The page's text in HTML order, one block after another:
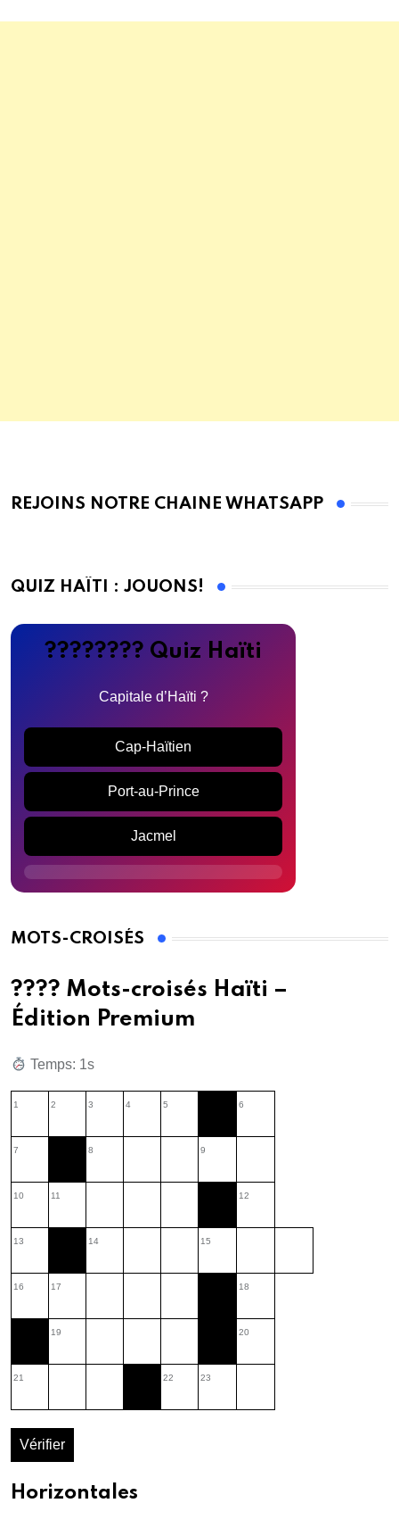
REJOINS NOTRE CHAINE WHATSAPP
QUIZ HAÏTI : JOUONS!
???????? Quiz Haïti
Capitale d’Haïti ?
Cap-Haïtien
Port-au-Prince
Jacmel
MOTS-CROISÉS
???? Mots-croisés Haïti –
Édition Premium
Temps: 1s
1 2 3 4 5 6
7 8 9
10 11 12
13 14 15
16 17 18
19 20
21 22 23
Vérifier
Horizontales